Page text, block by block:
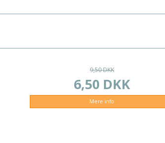
9,50 DKK
6,50 DKK
Mere info